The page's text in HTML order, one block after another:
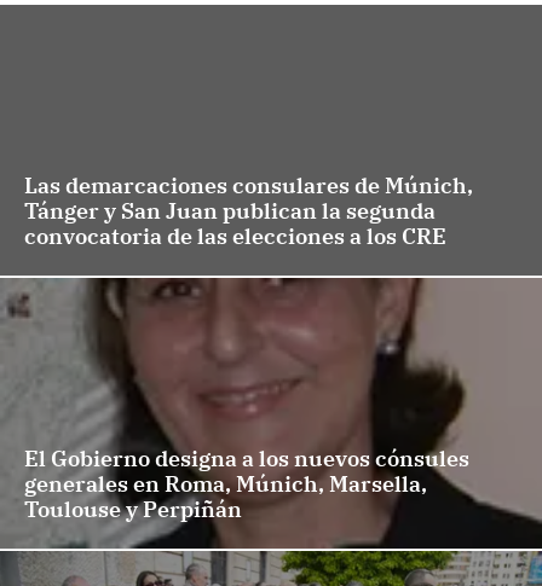
Las demarcaciones consulares de Múnich,
Tánger y San Juan publican la segunda
convocatoria de las elecciones a los CRE
El Gobierno designa a los nuevos cónsules
generales en Roma, Múnich, Marsella,
Toulouse y Perpiñán